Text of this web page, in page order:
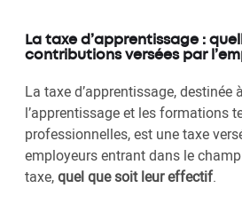
La taxe d’apprentissage :
contributions versées par
La taxe d’apprentissage, destinée
l’apprentissage et les formations
professionnelles, est une taxe
employeurs entrant dans le
taxe,quel que soit leur effectif.